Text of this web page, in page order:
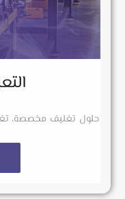
حلول تغليف مخصصة،